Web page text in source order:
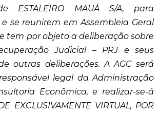
ESTALEIRO MAUÁ S/A, para
se reunirem em Assembleia Geral
tem por objeto a deliberação sobre
Judicial – PRJ e seus
outras deliberações. A AGC será
legal da Administração
Econômica, e realizar-se-á
EXCLUSIVAMENTE VIRTUAL, POR